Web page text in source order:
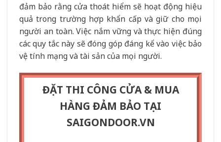
đảm bảo rằng cửa thoát hiểm sẽ hoạt động hiệu
quả trong trường hợp khẩn cấp và giữ cho mọi
người an toàn. Việc nắm vững và thực hiện đúng
các quy tắc này sẽ đóng góp đáng kể vào việc bảo
vệ tính mạng và tài sản của mọi người.
ĐẶT THI CÔNG CỬA & MUA
HÀNG ĐẢM BẢO TẠI
SAIGONDOOR.VN